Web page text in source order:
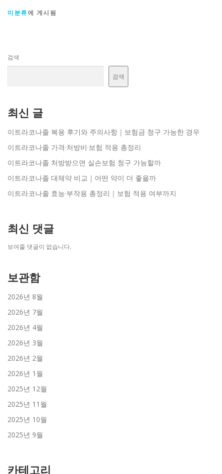
미분류에 게시됨
검색
검색
최신 글
이트라코나졸 복용 후기와 주의사항｜보험금 청구 가능한 경우
이트라코나졸 가격·처방비·보험 적용 총정리
이트라코나졸 처방받으면 실손보험 청구 가능할까
이트라코나졸 대체약 비교｜어떤 약이 더 좋을까
이트라코나졸 효능·부작용 총정리｜보험 적용 여부까지
최신 댓글
보여줄 댓글이 없습니다.
보관함
2026년 8월
2026년 7월
2026년 4월
2026년 3월
2026년 2월
2026년 1월
2025년 12월
2025년 11월
2025년 10월
2025년 9월
카테고리